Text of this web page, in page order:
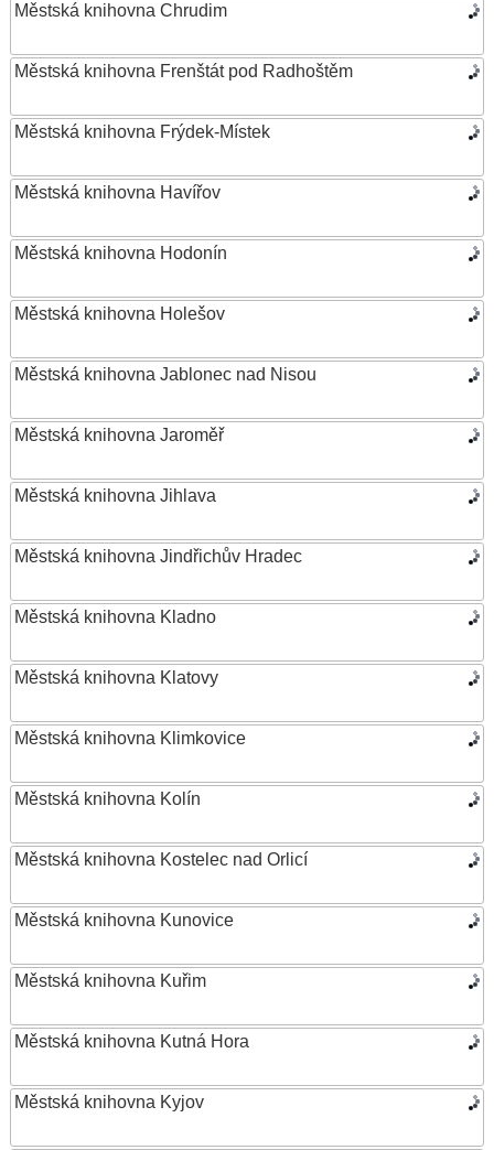
Městská knihovna Chrudim
Městská knihovna Frenštát pod Radhoštěm
Městská knihovna Frýdek-Místek
Městská knihovna Havířov
Městská knihovna Hodonín
Městská knihovna Holešov
Městská knihovna Jablonec nad Nisou
Městská knihovna Jaroměř
Městská knihovna Jihlava
Městská knihovna Jindřichův Hradec
Městská knihovna Kladno
Městská knihovna Klatovy
Městská knihovna Klimkovice
Městská knihovna Kolín
Městská knihovna Kostelec nad Orlicí
Městská knihovna Kunovice
Městská knihovna Kuřim
Městská knihovna Kutná Hora
Městská knihovna Kyjov